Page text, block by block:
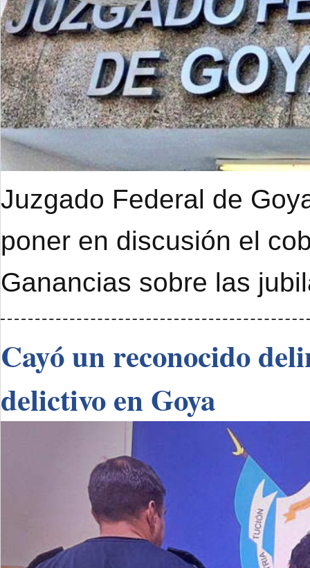
Juzgado Federal de
poner en discusión el
Ganancias sobre las
Cayó un reconocido
delictivo en Goya